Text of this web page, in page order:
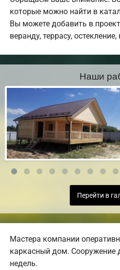
которые можно найти в
Вы можете добавить в
веранду, террасу,
Наши
Перейти в
Мастера компании
каркасный дом. Сооружение
недель.